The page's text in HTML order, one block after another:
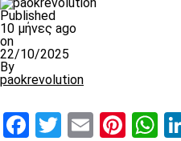
Published
10 μήνες ago
on
22/10/2025
By
paokrevolution
Facebook
Twitter
Email